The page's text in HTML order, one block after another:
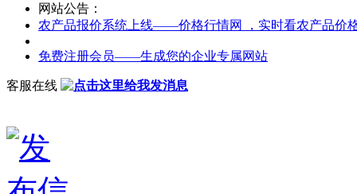
网站公告：
农产品报价系统上线——价格行情网 ，实时看农产品价
免费注册会员——生成您的企业专属网站
客服在线